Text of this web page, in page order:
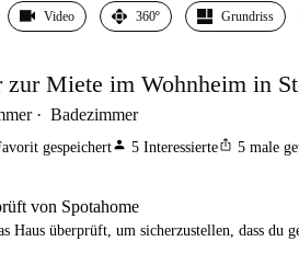
Video 360º Grundriss
zur Miete im Wohnheim in
Badezimmer
gespeichertperson 5 Interessierteios_share 5 male
von Spotahome
Haus überprüft, um sicherzustellen, dass du